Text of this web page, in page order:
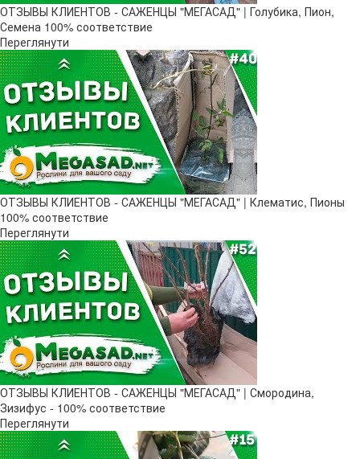
ОТЗЫВЫ КЛИЕНТОВ - САЖЕНЦЫ "МЕГАСАД" | Голубика, Пион,
Семена 100% соответствие
Переглянути
ОТЗЫВЫ КЛИЕНТОВ - САЖЕНЦЫ "МЕГАСАД" | Клематис, Пионы
100% соответствие
Переглянути
ОТЗЫВЫ КЛИЕНТОВ - САЖЕНЦЫ "МЕГАСАД" | Смородина,
Зизифус - 100% соответствие
Переглянути